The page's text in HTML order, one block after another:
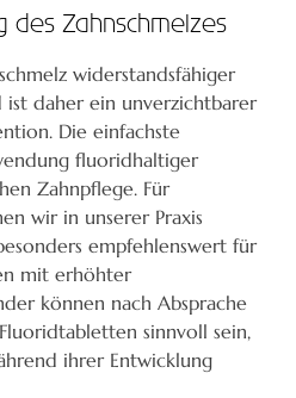
des Zahnschmelzes
widerstandsfähiger
ist daher ein unverzichtbarer
Die einfachste
fluoridhaltiger
Zahnpflege. Für
wir in unserer Praxis
empfehlenswert für
mit erhöhter
können nach Absprache
sinnvoll sein,
ihrer Entwicklung